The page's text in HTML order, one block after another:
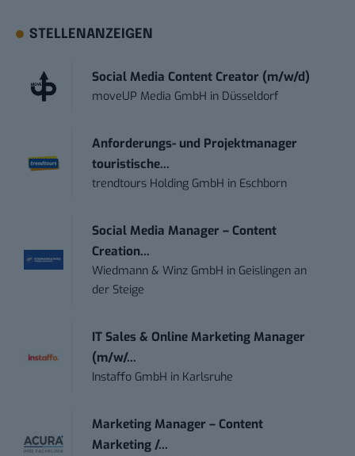
STELLENANZEIGEN
Social Media Content Creator (m/w/d)
moveUP Media GmbH in Düsseldorf
Anforderungs- und Projektmanager
touristische...
trendtours Holding GmbH in Eschborn
Social Media Manager – Content
Creation...
Wiedmann & Winz GmbH in Geislingen an
der Steige
IT Sales & Online Marketing Manager
(m/w/...
Instaffo GmbH in Karlsruhe
Marketing Manager – Content
Marketing /...